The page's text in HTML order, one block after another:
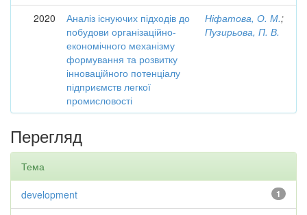
2020
Аналіз існуючих підходів до
побудови організаційно-
економічного механізму
формування та розвитку
інноваційного потенціалу
підприємств легкої
промисловості
Ніфатова, О. М.;
Пузирьова, П. В.
Перегляд
Тема
1
development